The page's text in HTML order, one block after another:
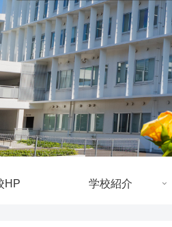
HP 学校紹介